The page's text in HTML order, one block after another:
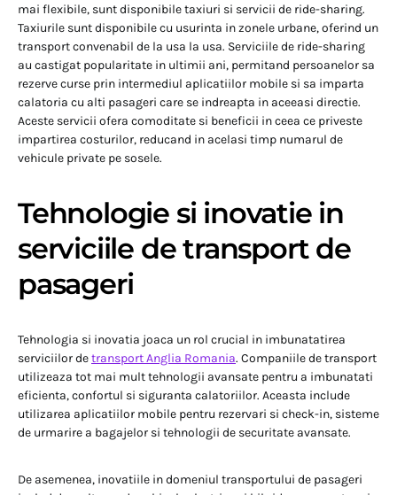
mai flexibile, sunt disponibile taxiuri si servicii de ride-sharing.
Taxiurile sunt disponibile cu usurinta in zonele urbane, oferind un
transport convenabil de la usa la usa. Serviciile de ride-sharing
au castigat popularitate in ultimii ani, permitand persoanelor sa
rezerve curse prin intermediul aplicatiilor mobile si sa imparta
calatoria cu alti pasageri care se indreapta in aceeasi directie.
Aceste servicii ofera comoditate si beneficii in ceea ce priveste
impartirea costurilor, reducand in acelasi timp numarul de
vehicule private pe sosele.
Tehnologie si inovatie in
serviciile de transport de
pasageri
Tehnologia si inovatia joaca un rol crucial in imbunatatirea
serviciilor detransport Anglia Romania. Companiile de transport
utilizeaza tot mai mult tehnologii avansate pentru a imbunatati
eficienta, confortul si siguranta calatoriilor. Aceasta include
utilizarea aplicatiilor mobile pentru rezervari si check-in, sisteme
de urmarire a bagajelor si tehnologii de securitate avansate.
De asemenea, inovatiile in domeniul transportului de pasageri